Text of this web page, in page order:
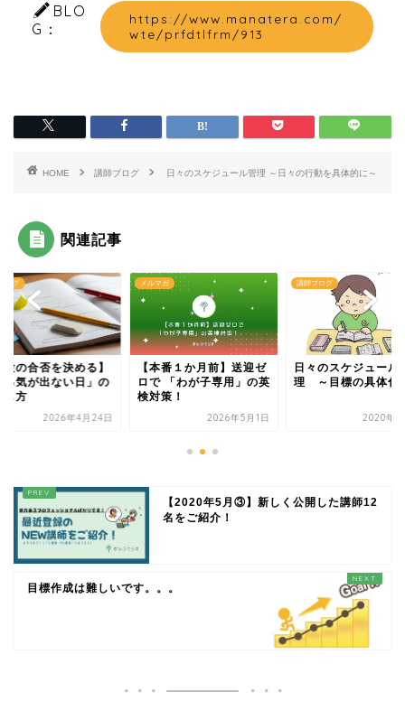
BLO
G：
https://www.manatera.com/
wte/prfdtlfrm/913
HOME 講師ブログ 日々のスケジュール管理 ～日々の行動を具体的に～
関連記事
ログ
験の合否を決める】
る気が出ない日」の
し方
2026年4月24日
メルマガ
【本番１か月前】送迎ゼ
ロで 「わが子専用」の英
検対策！
2026年5月1日
講師ブログ
日々のスケジュール
理 ～目標の具体化
2020年5
【2020年5月③】新しく公開した講師12
名をご紹介！
目標作成は難しいです。。。